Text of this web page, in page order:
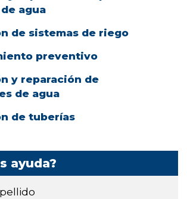
agua
de sistemas de riego
preventivo
y reparación de
de agua
de tuberías
ayuda?